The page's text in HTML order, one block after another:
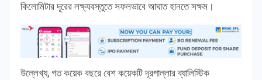
কিলোমিটার দূরের লক্ষ্যবস্তুতে সফলভাবে আঘাত হানতে সক্ষম।
উল্লেখ্য, গত কয়েক বছরে বেশ কয়েকটি দূরপাল্লার ব্যালিস্টিক